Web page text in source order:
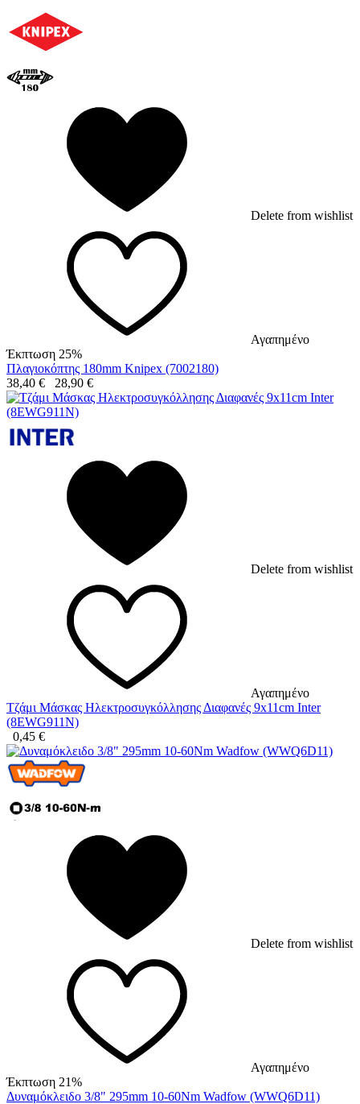
Delete from wishlist
Αγαπημένο
Έκπτωση 25%
Πλαγιοκόπτης 180mm Knipex (7002180)
38,40 € 28,90 €
Delete from wishlist
Αγαπημένο
Τζάμι Μάσκας Ηλεκτροσυγκόλλησης Διαφανές 9x11cm Inter
(8EWG911N)
0,45 €
Delete from wishlist
Αγαπημένο
Έκπτωση 21%
Δυναμόκλειδο 3/8" 295mm 10-60Nm Wadfow (WWQ6D11)